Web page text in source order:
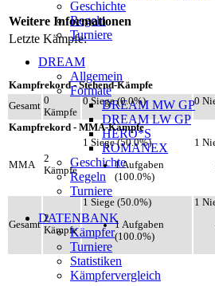
Geschichte
Regeln
Turniere
DREAM
Allgemein
Formate
DREAM MW GP
DREAM LW GP
HERO*S
ROMANEX
Geschichte
Regeln
Turniere
DATENBANK
Kämpfer
Turniere
Statistiken
Kämpfervergleich
Weitere Informationen
Letzte Kämpfe:
Kampfrekord - Stehend-Kämpfe
Gesamt 0
Kämpfe
0 Siege (0.0%) 0
Kampfrekord - MMA-Kämpfe
MMA
2
Kämpfe
1 Siege (50.0%)
1 Aufgaben
(100.0%)
1
Gesamt
2
Kämpfe
1 Siege (50.0%)
1 Aufgaben
(100.0%)
1